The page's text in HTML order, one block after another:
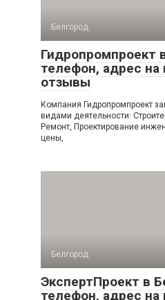
Белгород
Гидропромпроект
телефон, адрес на
отзывы
Компания Гидропромпроект
видами деятельности:
Ремонт, Проектирование
цены,
Белгород
ЭкспертПроект в
телефон, адрес на